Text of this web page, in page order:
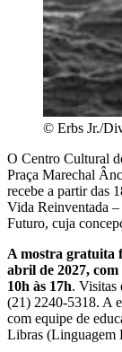
© Erbs Jr./
O Centro Cultural
Praça Marechal
recebe a partir das
Vida Reinventada
Futuro, cuja
A mostra gratuita
abril de 2027,
10h às 17h. Visitas
(21) 2240-5318. A
com equipe de
Libras (Linguagem